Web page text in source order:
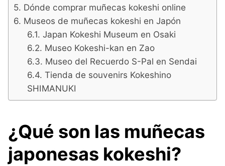
Dónde comprar muñecas kokeshi online
Museos de muñecas kokeshi en Japón
Japan Kokeshi Museum en Osaki
Museo Kokeshi-kan en Zao
Museo del Recuerdo S-Pal en Sendai
Tienda de souvenirs Kokeshino
SHIMANUKI
¿Qué son las muñecas
japonesas kokeshi?